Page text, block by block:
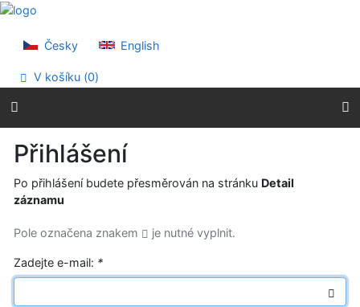
Přejít na obsah
Prohlášení o webové přístupnosti
Česky English
V košíku (0)
Přihlášení
Po přihlášení budete přesměrován na stránku Detail
záznamu
Pole označena znakem je nutné vyplnit.
Zadejte e-mail: *